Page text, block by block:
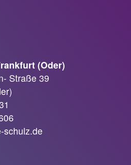
(Oder)
Straße 39
schulz.de